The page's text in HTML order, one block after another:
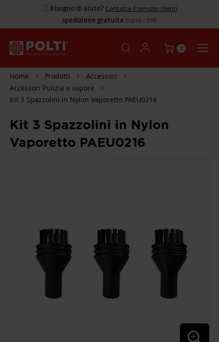
Bisogno di aiuto? Contatta il servizio clienti
spedizione gratuita sopra i 99€
0
Home Prodotti
Accessori
Accessori Pulizia a vapore
Kit 3 Spazzolini in Nylon Vaporetto PAEU0216
Kit 3 Spazzolini in Nylon
Vaporetto PAEU0216